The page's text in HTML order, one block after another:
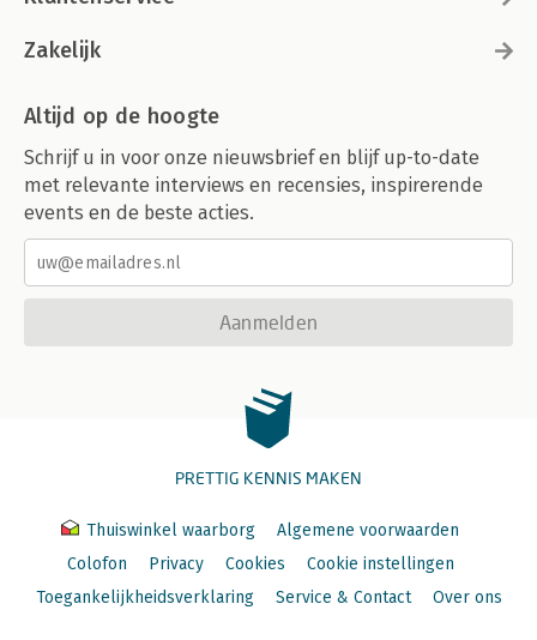
Zakelijk
Altijd op de hoogte
Schrijf u in voor onze nieuwsbrief en blijf up-to-date
met relevante interviews en recensies, inspirerende
events en de beste acties.
Aanmelden
PRETTIG KENNIS MAKEN
Thuiswinkel waarborg
Algemene voorwaarden
Colofon
Privacy Cookies
Cookie instellingen
Toegankelijkheidsverklaring
Service & Contact Over ons